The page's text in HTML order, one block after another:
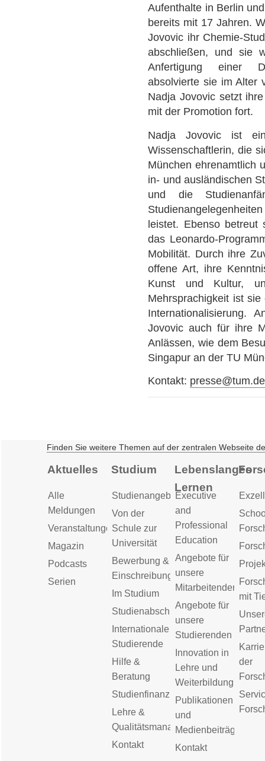
Aufenthalte in Berlin
bereits mit 17 Jahren.
Jovovic ihr Chemie-
abschließen, und sie
Anfertigung einer
absolvierte sie im Alter
Nadja Jovovic setzt
mit der Promotion fort.
Nadja Jovovic ist
Wissenschaftlerin, die
München ehrenamtlich
in- und ausländischen
und die
leistet. Ebenso betreut
das Leonardo-
Mobilität. Durch ihre
offene Art, ihre
Kunst und Kultur,
Mehrsprachigkeit ist
Internationalisierung.
Jovovic auch für ihre
Anlässen, wie dem
Singapur an der TU
Kontakt: presse@tum.de
Finden Sie weitere Themen auf der zentralen Webseite
Aktuelles
Alle
Meldungen
Veranstaltungen
Magazin
Podcasts
Serien
Studium
Studienangebot
Von der
Schule zur
Universität
Bewerbung &
Einschreibung
Im Studium
Studienabschluss
Internationale
Studierende
Hilfe &
Beratung
Studienfinanzierung
Lehre &
Qualitätsmanagement
Kontakt
Lebenslanges
Lernen
Executive
and
Professional
Education
Angebote für
unsere
Mitarbeitenden
Angebote für
unsere
Studierenden
Innovation in
Lehre und
Weiterbildung
Publikationen
und
Medienbeiträge
Kontakt
mit
der